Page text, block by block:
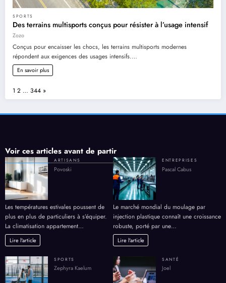
SPORTS
Des terrains multisports conçus pour résister à l’usage intensif
Zozo
Conçus pour encaisser les chocs, les terrains multisports modernes
répondent aux exigences des usages intensifs.…
En savoir plus
Page:
1 2 … 344 Next
»
Voir ces articles avant de partir
ARTISANS
Povoski
Les températures estivales poussent de
plus en plus de particuliers à s’équiper.
La climatisation appartement…
Lire l'article
ENTREPRISES
Pascal Cabus
Le marché mondial du moulage par
injection plastique connaît une croissance
robuste, porté par une…
Lire l'article
SPORTS
Zephyra Kaelum
SANTÉ
Joel